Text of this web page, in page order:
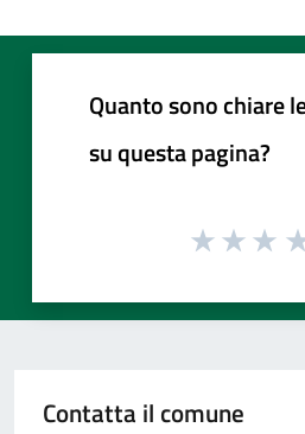
Quanto sono chiare
su questa pagina?
Contatta il comune